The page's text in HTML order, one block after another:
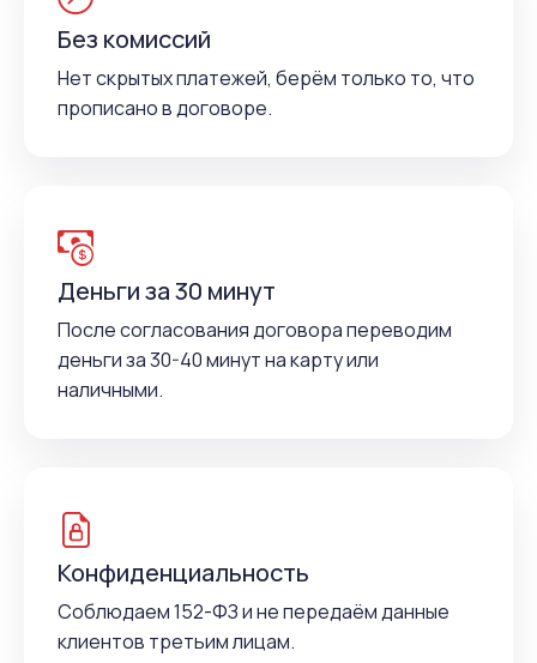
Без комиссий
Нет скрытых платежей, берём только то, что
прописано в договоре.
Деньги за 30 минут
После согласования договора переводим
деньги за 30-40 минут на карту или
наличными.
Конфиденциальность
Соблюдаем 152-ФЗ и не передаём данные
клиентов третьим лицам.